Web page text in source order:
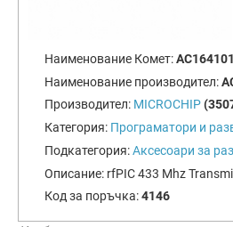
Наименование Комет:AC164101
Наименование производител:
Производител: MICROCHIP
Категория: Програматори и
Подкатегория:Аксесоари за
Описание: rfPIC 433 Mhz
Код за поръчка:4146